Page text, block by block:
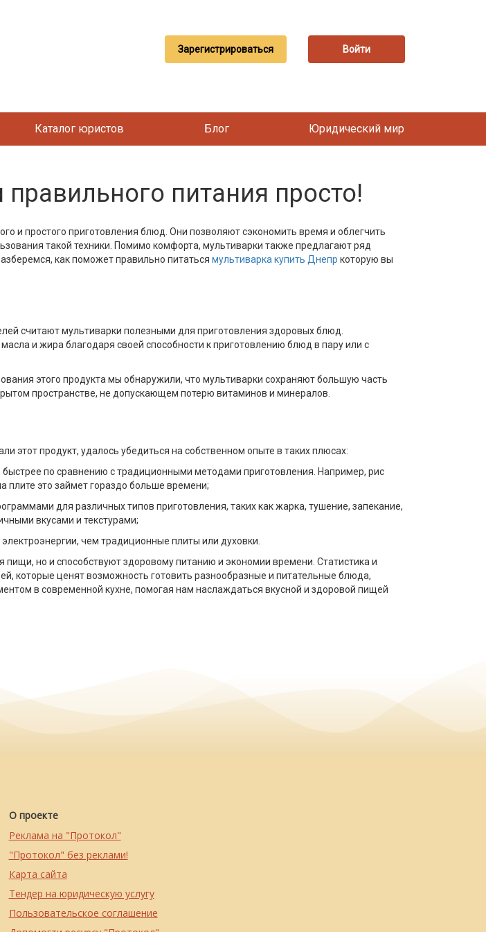
Зарегистрироваться Войти
Каталог юристов Блог Юридический мир
питания просто!
и простого приготовления блюд. Они позволяют сэкономить время и облегчить
такой техники. Помимо комфорта, мультиварки также предлагают ряд
как поможет правильно питаться мультиварка купить Днепр которую вы
считают мультиварки полезными для приготовления здоровых блюд.
и жира благодаря своей способности к приготовлению блюд в пару или с
этого продукта мы обнаружили, что мультиварки сохраняют большую часть
пространстве, не допускающем потерю витаминов и минералов.
этот продукт, удалось убедиться на собственном опыте в таких плюсах:
по сравнению с традиционными методами приготовления. Например, рис
плите это займет гораздо больше времени;
для различных типов приготовления, таких как жарка, тушение, запекание,
вкусами и текстурами;
чем традиционные плиты или духовки.
но и способствуют здоровому питанию и экономии времени. Статистика и
которые ценят возможность готовить разнообразные и питательные блюда,
в современной кухне, помогая нам наслаждаться вкусной и здоровой пищей
О проекте
Реклама на "Протокол"
"Протокол" без реклами!
Карта сайта
Тендер на юридическую услугу
Пользовательское соглашение